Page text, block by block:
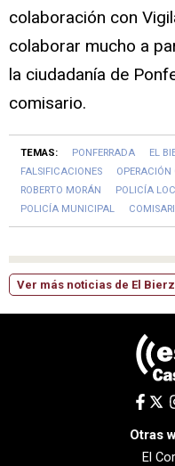
colaboración con
colaborar mucho a
la ciudadanía de
comisario.
TEMAS: PONFERRADA EL
FALSIFICACIONES
OPERACIÓN
ROBERTO MORÁN
POLICÍA
POLICÍA MUNICIPAL
Ver más noticias de El
Otras
El